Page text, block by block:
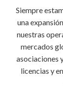
Siempre
una
nuestras
mercados
asociaciones
licencias y